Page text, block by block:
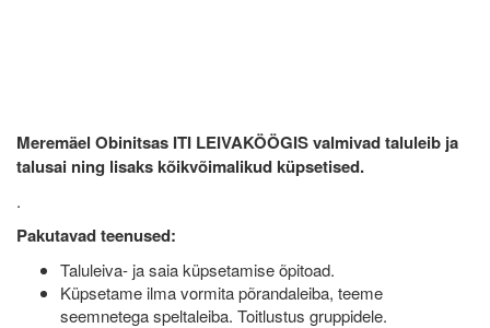
Meremäel Obinitsas ITI LEIVAKÖÖGIS valmivad taluleib ja
talusai ning lisaks kõikvõimalikud küpsetised.
.
Pakutavad teenused:
Taluleiva- ja saia küpsetamise õpitoad.
Küpsetame ilma vormita põrandaleiba, teeme
seemnetega speltaleiba. Toitlustus gruppidele.